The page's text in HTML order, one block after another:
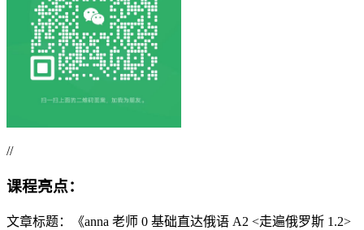
//
课程亮点：
文章标题：《anna 老师 0 基础直达俄语 A2 <走遍俄罗斯 1.2>